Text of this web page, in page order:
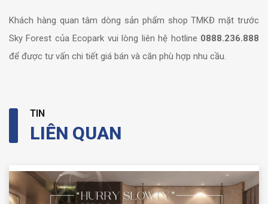
Khách hàng quan tâm dòng sản phẩm shop TMKĐ mặt trước
Sky Forest của Ecopark vui lòng liên hệ hotline 0888.236.888
để được tư vấn chi tiết giá bán và căn phù hợp nhu cầu.
TIN
LIÊN QUAN